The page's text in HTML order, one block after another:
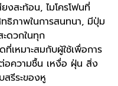
งสะท้อน, ไมโครโฟนที่
ธิภาพในการสนทนา, มีปุ่ม
ดวกในทุก
เหมาะสมกับผู้ใช้เพื่อการ
ความชื้น เหงื่อ ฝุ่น สิ่ง
สรีระของหู